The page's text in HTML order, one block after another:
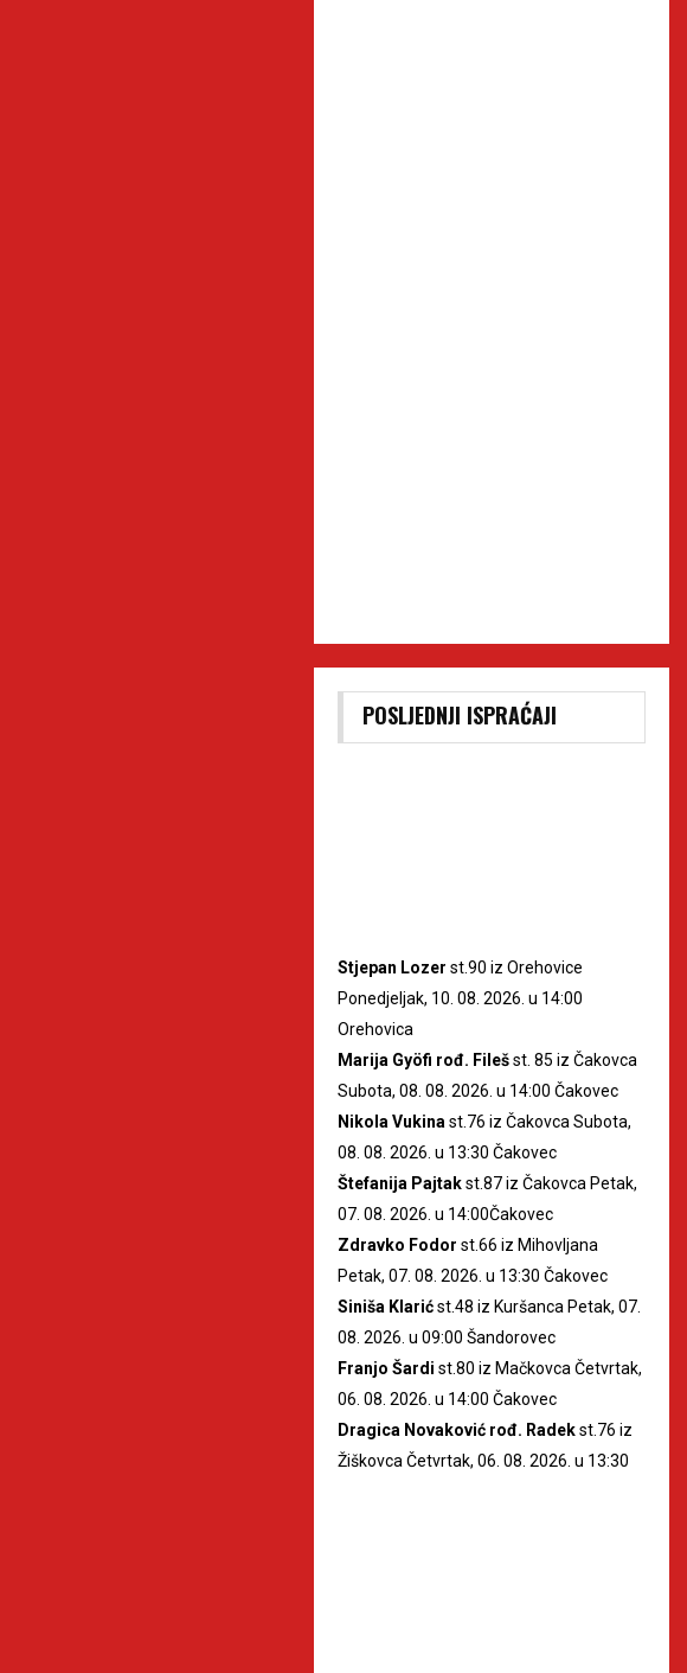
POSLJEDNJI ISPRAĆAJI
Stjepan Lozer st.90 iz Orehovice
Ponedjeljak, 10. 08. 2026. u 14:00
Orehovica
Marija Gyöfi rođ. Filešst. 85 iz Čakovca
Subota, 08. 08. 2026. u 14:00 Čakovec
Nikola Vukina st.76 iz Čakovca Subota,
08. 08. 2026. u 13:30 Čakovec
Štefanija Pajtakst.87 iz Čakovca Petak,
07. 08. 2026. u 14:00Čakovec
Zdravko Fodor st.66 iz Mihovljana
Petak, 07. 08. 2026. u 13:30 Čakovec
Siniša Klarićst.48 iz Kuršanca Petak, 07.
08. 2026. u 09:00 Šandorovec
Franjo Šardi st.80 iz Mačkovca Četvrtak,
06. 08. 2026. u 14:00 Čakovec
Dragica Novaković rođ. Radekst.76 iz
Žiškovca Četvrtak, 06. 08. 2026. u 13:30